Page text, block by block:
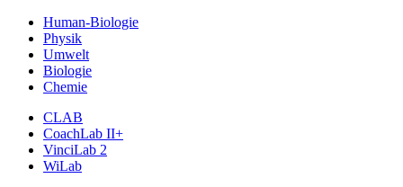
Human-Biologie
Physik
Umwelt
Biologie
Chemie
CLAB
CoachLab II+
VinciLab 2
WiLab